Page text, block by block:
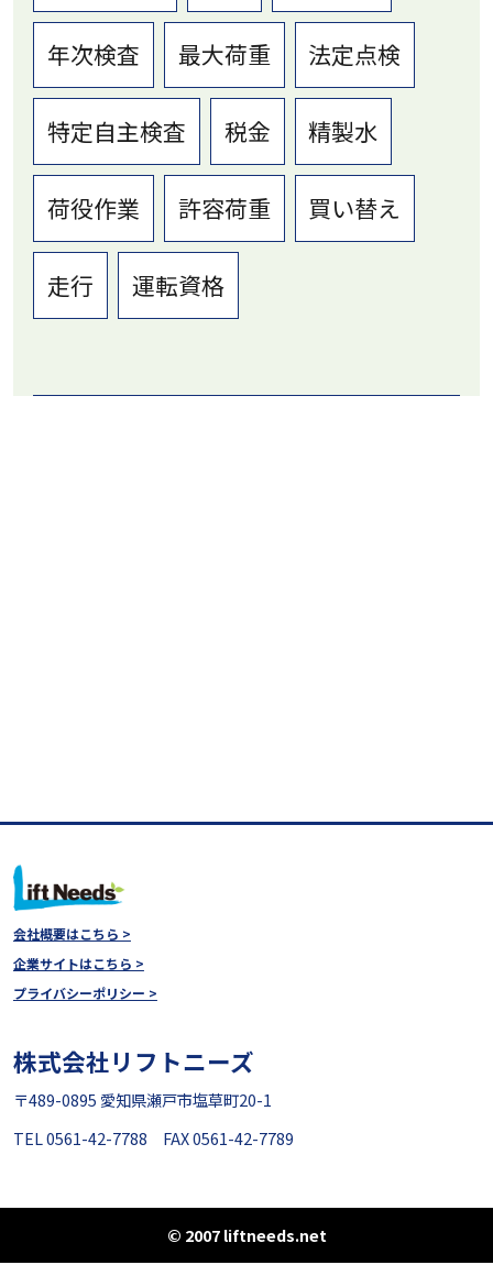
年次検査 最大荷重 法定点検
特定自主検査 税金 精製水
荷役作業 許容荷重 買い替え
走行 運転資格
会社概要はこちら >
企業サイトはこちら >
プライバシーポリシー >
株式会社リフトニーズ
〒489-0895 愛知県瀬戸市塩草町20-1
TEL 0561-42-7788 FAX 0561-42-7789
© 2007 liftneeds.net